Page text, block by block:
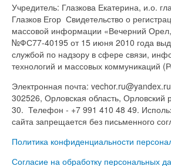
Учредитель: Глазкова Екатерина, и.о.
Глазков Егор Свидетельство о
массовой информации «Вечерний
№ФС77-40195 от 15 июня 2010 года
службой по надзору в сфере связи,
технологий и массовых коммуникаций
Электронная почта:
302526, Орловская область, Орловский
30. Телефон - +7 991 410 48 49.
сайта запрещается без письменного
Политика конфиденциальности
Согласие на обработку персональных